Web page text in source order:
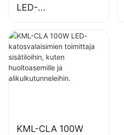
LED-
korkeasäteilijöiden
valaisintoimittaja
teollisuuslaitoksiin,
varastoihin ja
muihin
KML-CLA 100W